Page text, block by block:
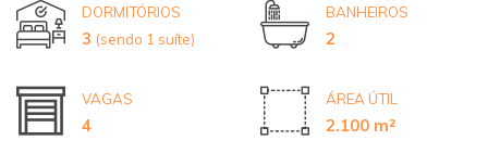
DORMITÓRIOS
3 (sendo 1 suíte)
BANHEIROS
2
VAGAS
4
ÁREA ÚTIL
2.100 m²